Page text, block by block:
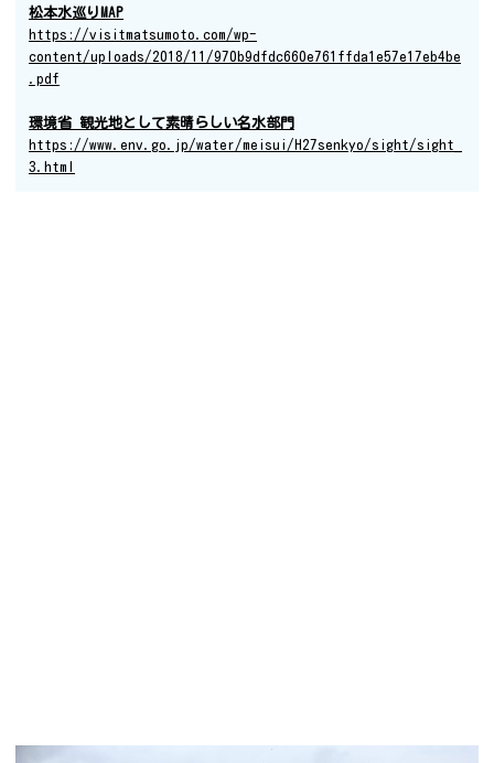
松本水巡りMAP
https://visitmatsumoto.com/wp-
content/uploads/2018/11/970b9dfdc660e761ffda1e57e17eb4be
.pdf
環境省 観光地として素晴らしい名水部門
https://www.env.go.jp/water/meisui/H27senkyo/sight/sight_
3.html